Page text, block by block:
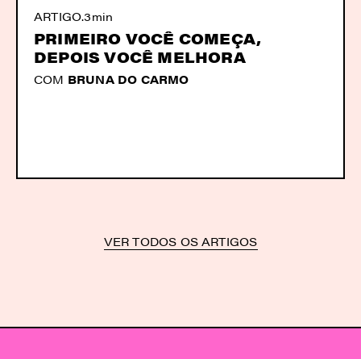
ARTIGO.3min
PRIMEIRO VOCÊ COMEÇA,
DEPOIS VOCÊ MELHORA
COM BRUNA DO CARMO
VER TODOS OS ARTIGOS